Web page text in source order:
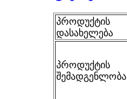
პროდუქტის
დასახელება
პროდუქტის
შემადგენლობა